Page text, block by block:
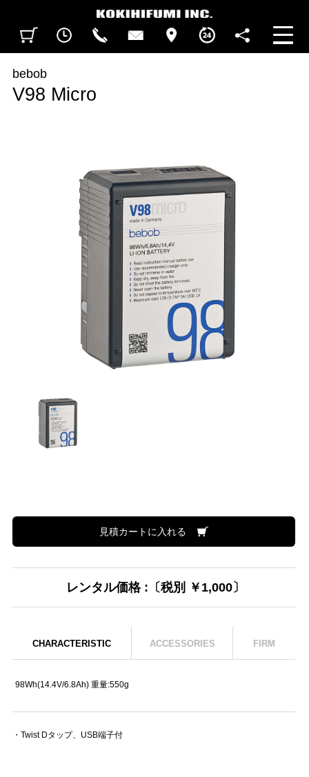
BUSINESS HOURS
FOLLOW US
bebob
V98 Micro
見積カートに入れる
レンタル価格 :〔税別 ￥1,000〕
CHARACTERISTIC ACCESSORIES FIRM
98Wh(14.4V/6.8Ah) 重量:550g
・Twist Dタップ、USB端子付